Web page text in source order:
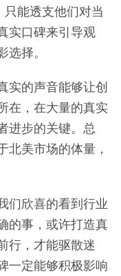
只能透支他们对当
实口碑来引导观
择。
实的声音能够让创
在，在大量的真实
进步的关键。总
北美市场的体量，
们欣喜的看到行业
的事，或许打造真
行，才能驱散迷
一定能够积极影响